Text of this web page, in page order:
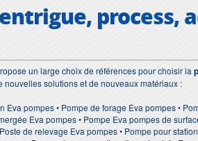
process,
un large choix de références pour choisir la
nouvelles solutions et de nouveaux matériaux :
pompes • Pompe de forage Eva pompes •
Eva pompes • Pompe Eva pompes de
de relevage Eva pompes • Pompe pour